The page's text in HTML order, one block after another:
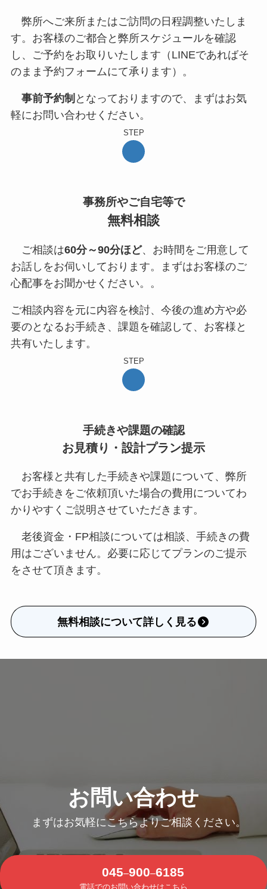
弊所へご来所またはご訪問の日程調整いたしま
す。お客様のご都合と弊所スケジュールを確認
し、ご予約をお取りいたします（LINEであればそ
のまま予約フォームにて承ります）。
事前予約制 となっておりますので、まずはお気
軽にお問い合わせください。
STEP
事務所やご自宅等で
無料相談
ご相談は60分～90分ほど、お時間をご用意して
お話しをお伺いしております。まずはお客様のご
心配事をお聞かせください。。
ご相談内容を元に内容を検討、今後の進め方や必
要のとなるお手続き、課題を確認して、お客様と
共有いたします。
STEP
手続きや課題の確認
お見積り・設計プラン提示
お客様と共有した手続きや課題について、弊所
でお手続きをご依頼頂いた場合の費用についてわ
かりやすくご説明させていただきます。
老後資金・FP相談については相談、手続きの費
用はございません。必要に応じてプランのご提示
をさせて頂きます。
無料相談について詳しく見る
お問い合わせ
まずはお気軽にこちらよりご相談ください。
045–900–6185
電話でのお問い合わせはこちら